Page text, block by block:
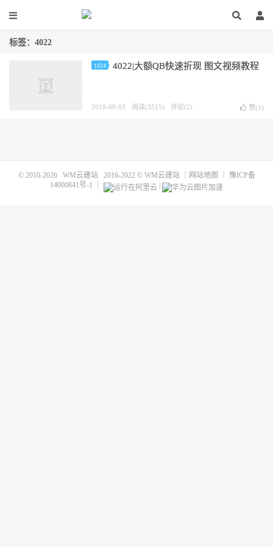
标签：4022
1024 4022|大额QB快速折现 图文视频教程
2018-09-03 阅读(3515) 评论(2) 赞(1 )
© 2010-2026 WM云建站2016-2022 © WM云建站｜ 网站地图
豫ICP备
14000841号-1